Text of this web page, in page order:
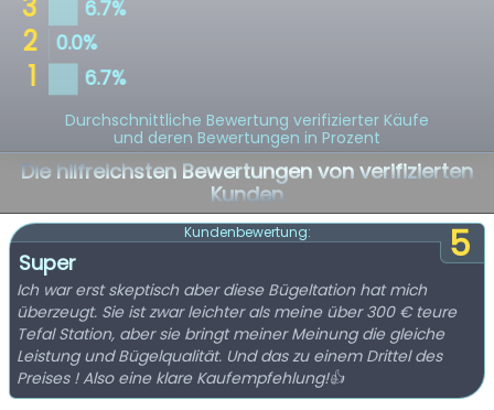
Durchschnittliche Bewertung verifizierter Käufe
und deren Bewertungen in Prozent
Die hilfreichsten Bewertungen von verifizierten
Kunden
5
Kundenbewertung:
Super
Ich war erst skeptisch aber diese Bügeltation hat mich
überzeugt. Sie ist zwar leichter als meine über 300 € teure
Tefal Station, aber sie bringt meiner Meinung die gleiche
Leistung und Bügelqualität. Und das zu einem Drittel des
Preises ! Also eine klare Kaufempfehlung!👍